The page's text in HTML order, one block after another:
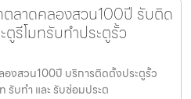
ตลาดคลองสวน100ปี รับติด
รีโมทรับทำประตูรั้ว
งสวน100ปี บริการติดตั้งประตูรั้ว
รับทำ และ รับซ่อมประต